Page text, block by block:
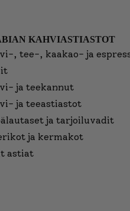
KAHVIASTIASTOT
, tee-, kaakao- ja
ja teekannut
ja teeastiastot
ja tarjoiluvadit
ja kermakot
astiat